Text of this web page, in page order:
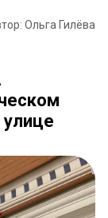
Ольга Гилёва